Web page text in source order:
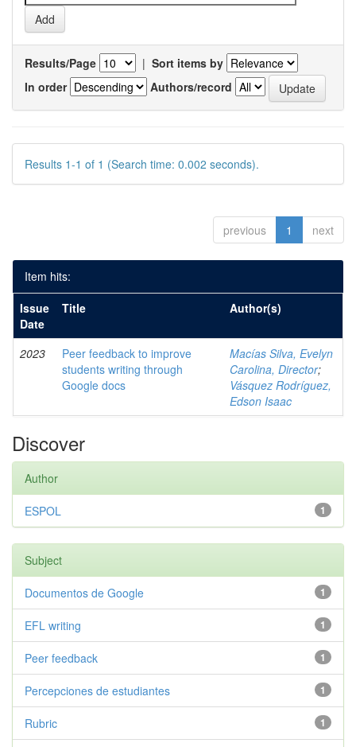
Results/Page | Sort items by
In order
Authors/record
Results 1-1 of 1 (Search time: 0.002 seconds).
previous 1 next
Item hits:
Issue
Date
Title Author(s)
2023
Peer feedback to improve
students writing through
Google docs
Macías Silva, Evelyn
Carolina, Director;
Vásquez Rodríguez,
Edson Isaac
Discover
Author
1
ESPOL
Subject
1
Documentos de Google
1
EFL writing
1
Peer feedback
1
Percepciones de estudiantes
1
Rubric